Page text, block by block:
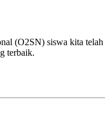
(O2SN) siswa kita
terbaik.